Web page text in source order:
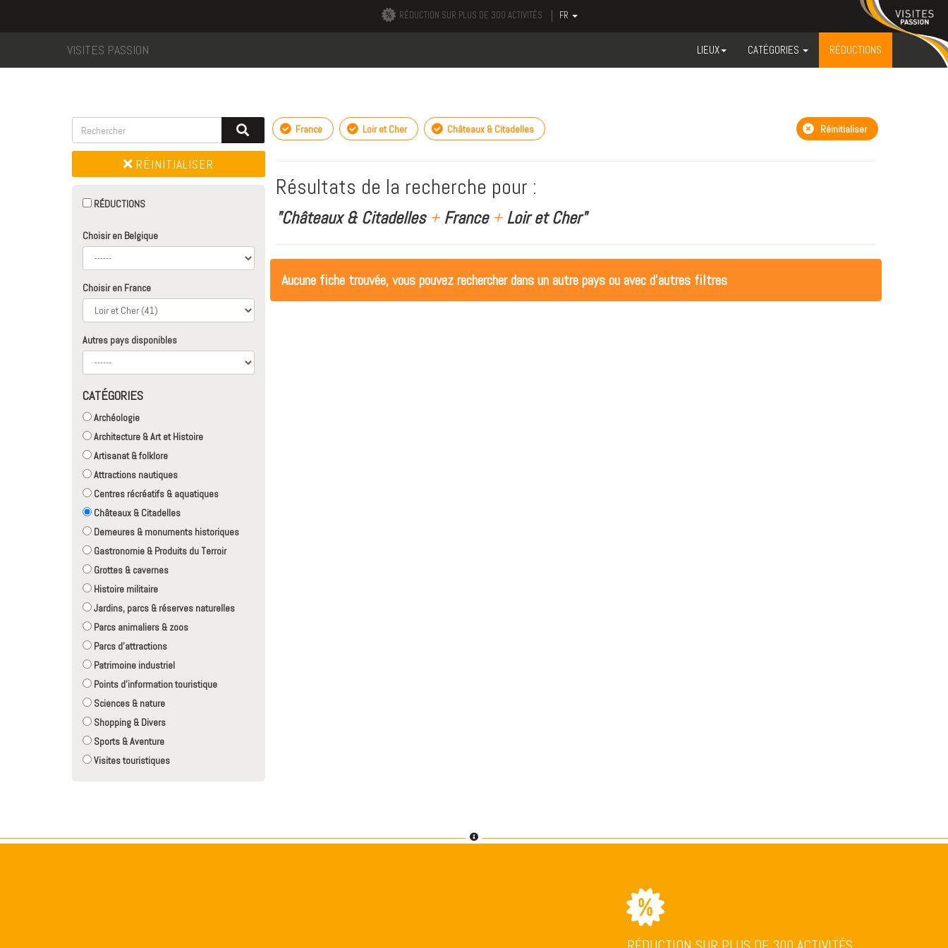
RÉDUCTION SUR PLUS DE 300 ACTIVITÉS FR
VISITES PASSION LIEUX CATÉGORIES RÉDUCTIONS
RÉINITIALISER
RÉDUCTIONS
Choisir en Belgique
Choisir en France
Autres pays disponibles
CATÉGORIES
Archéologie
Architecture & Art et Histoire
Artisanat & folklore
Attractions nautiques
Centres récréatifs & aquatiques
Châteaux & Citadelles
Demeures & monuments historiques
Gastronomie & Produits du Terroir
Grottes & cavernes
Histoire militaire
Jardins, parcs & réserves naturelles
Parcs animaliers & zoos
Parcs d'attractions
Patrimoine industriel
Points d'information touristique
Sciences & nature
Shopping & Divers
Sports & Aventure
Visites touristiques
France Loir et Cher Châteaux & Citadelles Réinitialiser
Résultats de la recherche pour :
"Châteaux & Citadelles +France +Loir et Cher"
Aucune fiche trouvée, vous pouvez rechercher dans un autre pays ou avec d'autres filtres